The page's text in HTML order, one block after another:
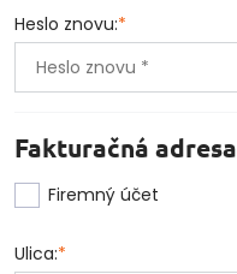
Heslo znovu:*
Fakturačná adresa
Firemný účet
Ulica:*